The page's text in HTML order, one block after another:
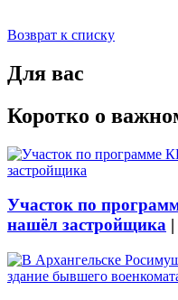
Возврат к списку
Для вас
Коротко о
Участок по
нашёл застройщика |